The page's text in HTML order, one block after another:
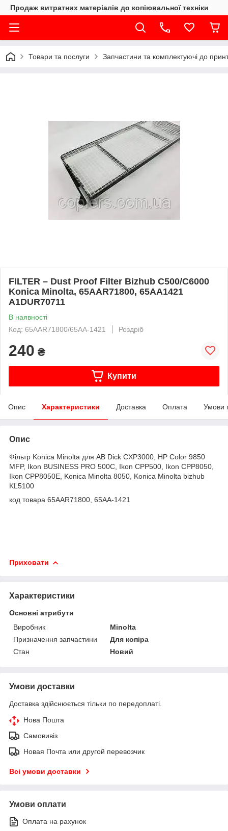
Продаж витратних матеріалів до копіювальної техніки
Товари та послуги Запчастини та комплектуючі до
FILTER – Dust Proof Filter Bizhub C500/C6000
Konica Minolta, 65AAR71800, 65AA1421
A1DUR70711
В наявності
Код: 65AAR71800/65AA-1421
Роздріб
240 ₴
Купити
Опис Характеристики Доставка Оплата Умови
Опис
Фільтр Konica Minolta для AB Dick CXP3000, HP Color 9850
MFP, Ikon BUSINESS PRO 500C, Ikon CPP500, Ikon CPP8050,
Ikon CPP8050E, Konica Minolta 8050, Konica Minolta bizhub
KL5100
код товара 65AAR71800, 65AA-1421
Приховати
Характеристики
Основні атрибути
Виробник
Minolta
Призначення запчастини
Для копіра
Стан
Новий
Умови доставки
Доставка здійснюється тільки по передоплаті.
Нова Пошта
Самовивіз
Новая Почта или другой перевозчик
Всі умови доставки
Умови оплати
Оплата на рахунок